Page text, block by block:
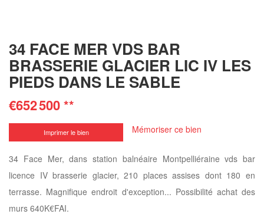
34 FACE MER VDS BAR
BRASSERIE GLACIER LIC IV LES
PIEDS DANS LE SABLE
€652 500**
Imprimer le bien Mémoriser ce bien
34 Face Mer, dans station balnéaire Montpelliéraine vds bar
licence IV brasserie glacier, 210 places assises dont 180 en
terrasse. Magnifique endroit d'exception... Possibilité achat des
murs 640K€FAI.